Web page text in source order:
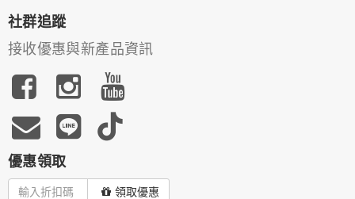
社群追蹤
接收優惠與新產品資訊
優惠領取
領取優惠